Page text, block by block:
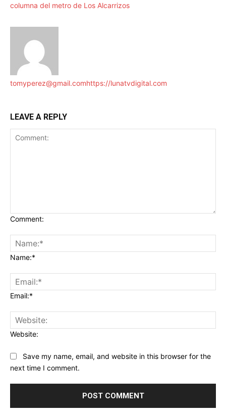
columna del metro de Los Alcarrizos
tomyperez@gmail.comhttps://lunatvdigital.com
LEAVE A REPLY
Comment:
Name:*
Email:*
Website:
Save my name, email, and website in this browser for the
next time I comment.